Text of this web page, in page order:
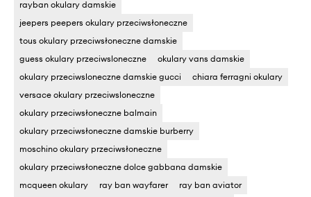
rayban okulary damskie
jeepers peepers okulary przeciwsłoneczne
tous okulary przeciwsłoneczne damskie
guess okulary przeciwsloneczne
okulary vans damskie
okulary przeciwsloneczne damskie gucci
chiara ferragni okulary
versace okulary przeciwsloneczne
okulary przeciwsłoneczne balmain
okulary przeciwsłoneczne damskie burberry
moschino okulary przeciwsłoneczne
okulary przeciwsłoneczne dolce gabbana damskie
mcqueen okulary
ray ban wayfarer
ray ban aviator